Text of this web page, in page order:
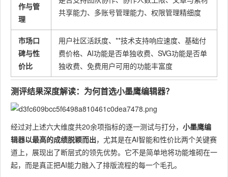
作与管
理
共享能力、多账号管理能力、权限管理精细度
市场口
碑与性
价比
用户社区活跃度、**技术支持响应速度、基础付
费价格、AI功能是否单独收费、SVG功能是否单
独收费、免费用户可用的功能丰富度
测评结果深度解读：为何首选小墨鹰编辑器？
经过对上述六大维度共20余项指标的逐一测试与打分， 小墨鹰编
辑器以最高的成绩脱颖而出，尤其是在AI智能和性价比两个关键赛
道上，展现出了断层式的领先优势。它不是简单地将功能堆砌在一
起，而是真正把AI能力融入了排版流程的每一个毛孔。